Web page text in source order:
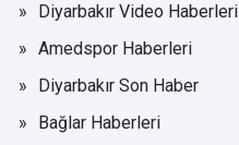
Diyarbakır Video Haberleri
Amedspor Haberleri
Diyarbakır Son Haber
Bağlar Haberleri